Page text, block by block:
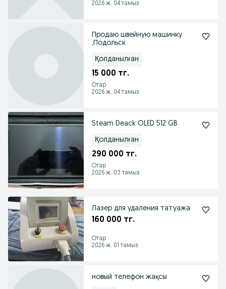
2026 ж. 04 тамыз
Продаю швейную машинку
,Подольск
Қолданылған
15 000 тг.
Отар
2026 ж. 04 тамыз
Steam Deack OLED 512 GB
Қолданылған
290 000 тг.
Отар
2026 ж. 03 тамыз
Лазер для удаления татуажа
160 000 тг.
Отар
2026 ж. 01 тамыз
новый телефон жақсы